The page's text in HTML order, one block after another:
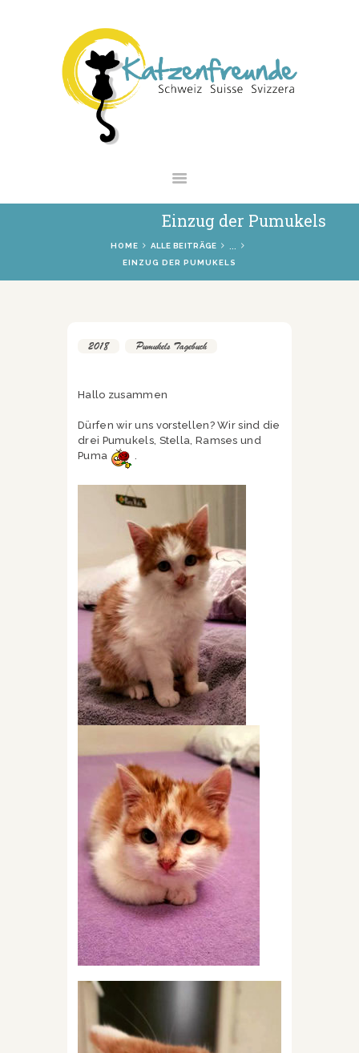
Einzug der Pumukels
HOME ALLE BEITRÄGE
EINZUG DER PUMUKELS
NEWS
VERMITTLUNG
INTERESSANTES
SHOP
2018 Pumukels Tagebuch
Hallo zusammen
Dürfen wir uns vorstellen? Wir sind die
drei Pumukels, Stella, Ramses und
Puma
.